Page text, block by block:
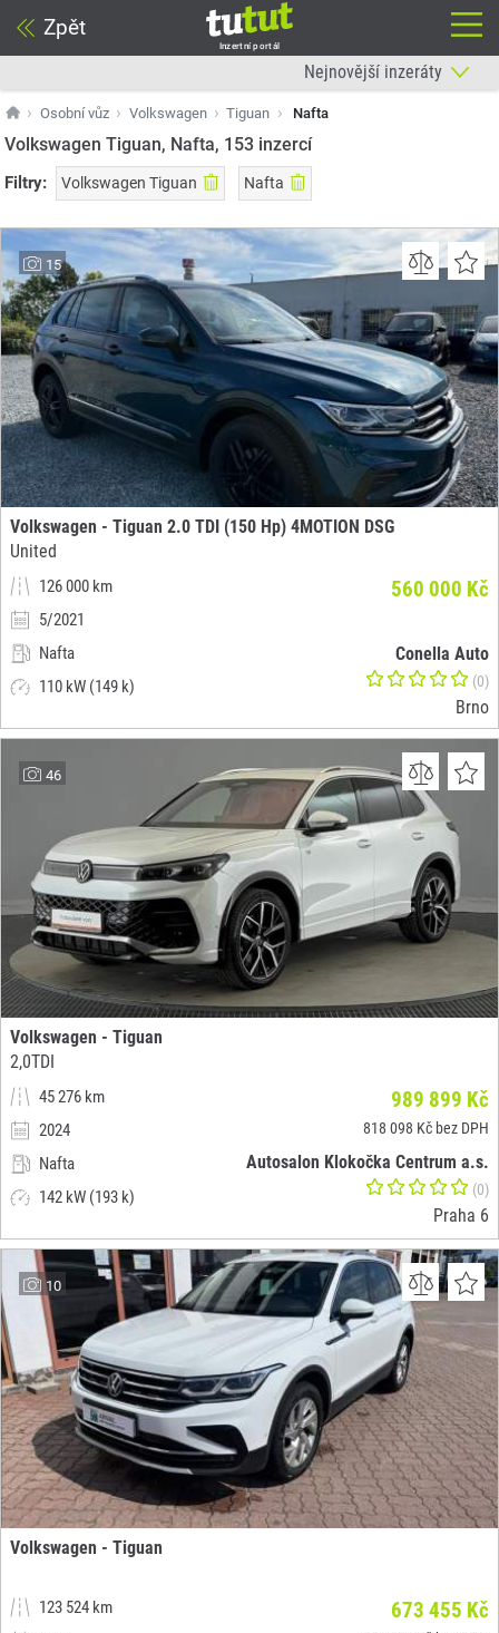
Zpět
Inzertní portál
Osobní vůz Volkswagen Tiguan Nafta
Volkswagen Tiguan, Nafta, 153 inzercí
Filtry: Volkswagen Tiguan Nafta
15
Volkswagen - Tiguan 2.0 TDI (150 Hp) 4MOTION DSG
United
126 000 km
5/2021
Nafta
110 kW (149 k)
560 000 Kč
Conella Auto
(0)
Brno
46
Volkswagen - Tiguan
2,0TDI
45 276 km
2024
Nafta
142 kW (193 k)
989 899 Kč
818 098 Kč bez DPH
Autosalon Klokočka Centrum a.s.
(0)
Praha 6
10
Volkswagen - Tiguan
123 524 km
673 455 Kč